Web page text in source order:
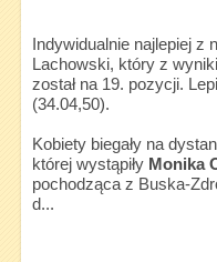
Indywidualnie najlepiej z
Lachowski, który z
został na 19. pozycji.
(34.04,50).
Kobiety biegały na
której wystąpiły Monika
pochodząca z Buska-
d...